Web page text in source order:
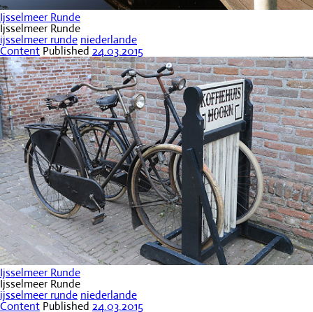
Ijsselmeer Runde
Ijsselmeer Runde
ijsselmeer runde niederlande
Content Published 24.03.2015
Ijsselmeer Runde
Ijsselmeer Runde
ijsselmeer runde niederlande
Content Published 24.03.2015